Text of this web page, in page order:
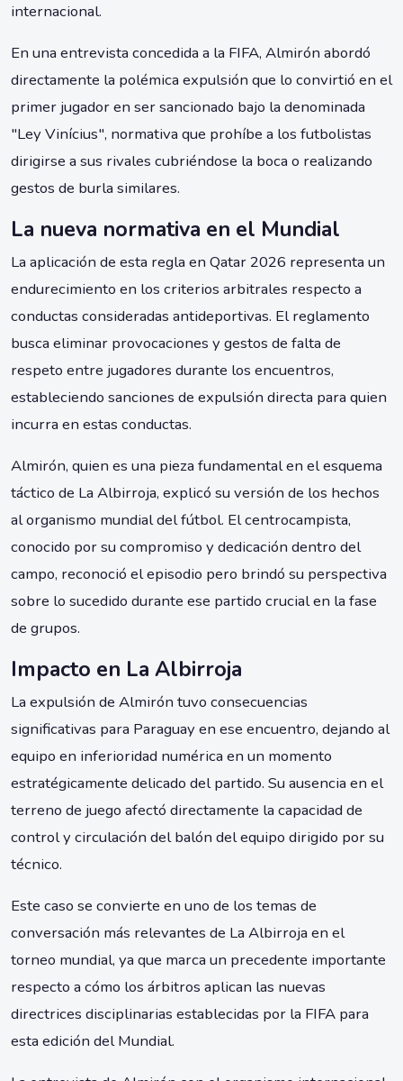
internacional.
En una entrevista concedida a la FIFA, Almirón abordó
directamente la polémica expulsión que lo convirtió en el
primer jugador en ser sancionado bajo la denominada
"Ley Vinícius", normativa que prohíbe a los futbolistas
dirigirse a sus rivales cubriéndose la boca o realizando
gestos de burla similares.
La nueva normativa en el Mundial
La aplicación de esta regla en Qatar 2026 representa un
endurecimiento en los criterios arbitrales respecto a
conductas consideradas antideportivas. El reglamento
busca eliminar provocaciones y gestos de falta de
respeto entre jugadores durante los encuentros,
estableciendo sanciones de expulsión directa para quien
incurra en estas conductas.
Almirón, quien es una pieza fundamental en el esquema
táctico de La Albirroja, explicó su versión de los hechos
al organismo mundial del fútbol. El centrocampista,
conocido por su compromiso y dedicación dentro del
campo, reconoció el episodio pero brindó su perspectiva
sobre lo sucedido durante ese partido crucial en la fase
de grupos.
Impacto en La Albirroja
La expulsión de Almirón tuvo consecuencias
significativas para Paraguay en ese encuentro, dejando al
equipo en inferioridad numérica en un momento
estratégicamente delicado del partido. Su ausencia en el
terreno de juego afectó directamente la capacidad de
control y circulación del balón del equipo dirigido por su
técnico.
Este caso se convierte en uno de los temas de
conversación más relevantes de La Albirroja en el
torneo mundial, ya que marca un precedente importante
respecto a cómo los árbitros aplican las nuevas
directrices disciplinarias establecidas por la FIFA para
esta edición del Mundial.